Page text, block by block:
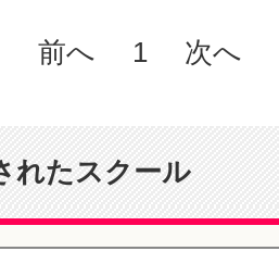
前へ 1 次へ
れたスクール